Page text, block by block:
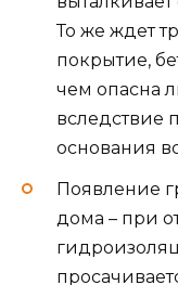
То же ждет
покрытие,
чем опасна
вследствие
основания
Появление
дома – при